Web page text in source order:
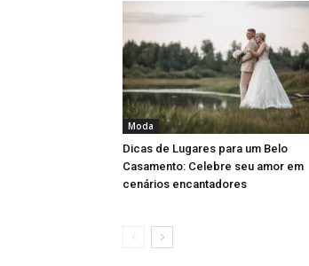
Moda
Dicas de Lugares para um Belo
Casamento: Celebre seu amor em
cenários encantadores